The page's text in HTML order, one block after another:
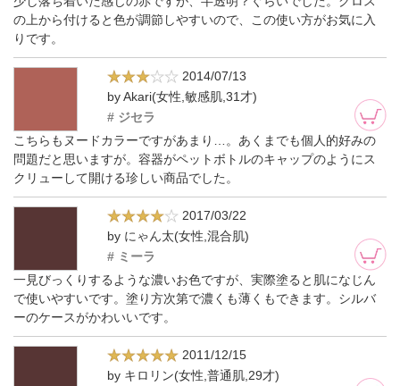
の上から付けると色が調節しやすいので、この使い方がお気に入
りです。
2014/07/13
by Akari(女性,敏感肌,31才)
# ジセラ
こちらもヌードカラーですがあまり…。あくまでも個人的好みの
問題だと思いますが。容器がペットボトルのキャップのようにス
クリューして開ける珍しい商品でした。
2017/03/22
by にゃん太(女性,混合肌)
# ミーラ
一見びっくりするような濃いお色ですが、実際塗ると肌になじん
で使いやすいです。塗り方次第で濃くも薄くもできます。シルバ
ーのケースがかわいいです。
2011/12/15
by キロリン(女性,普通肌,29才)